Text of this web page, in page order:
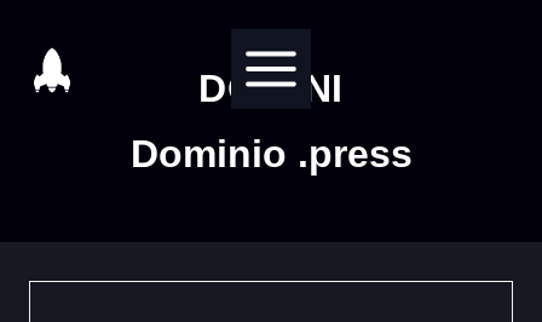
contenuto
DOMINI
Dominio .press